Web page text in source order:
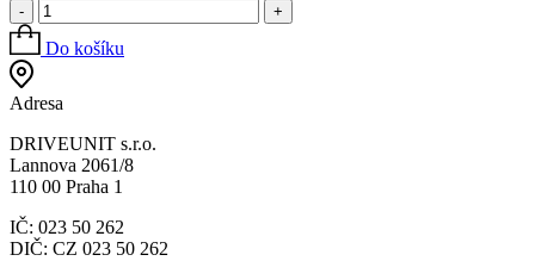
- +
Do košíku
Adresa
DRIVEUNIT s.r.o.
Lannova 2061/8
110 00 Praha 1
IČ: 023 50 262
DIČ: CZ 023 50 262